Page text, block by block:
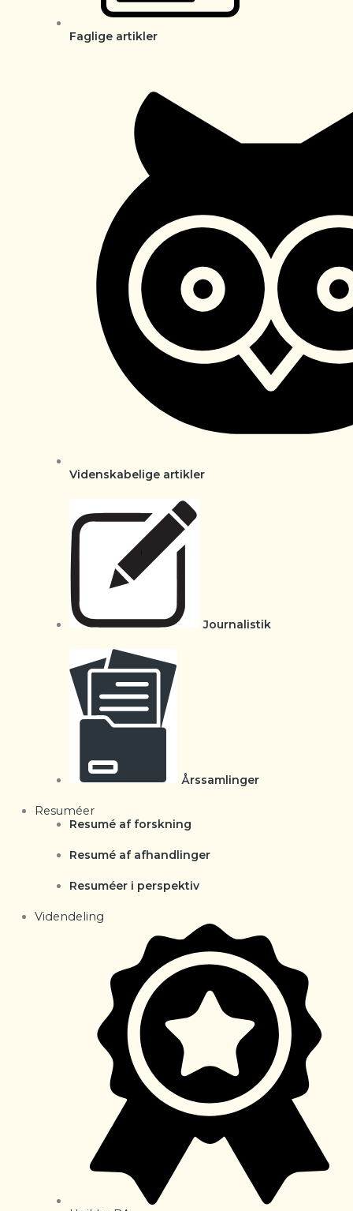
Faglige artikler
Videnskabelige artikler
Journalistik
Årssamlinger
Resuméer
Resumé af forskning
Resumé af afhandlinger
Resuméer i perspektiv
Videndeling